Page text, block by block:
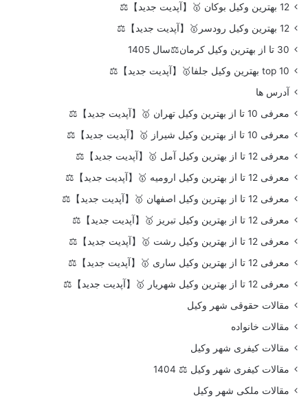
12 بهترین وکیل بوکان 🥇【آپدیت جدید】⚖️
12 بهترین وکیل رودسر🥇【آپدیت جدید】⚖️
30 تا از بهترین وکیل کرمان⚖️سال 1405
top 10 بهترین وکیل جلفا🥇【آپدیت جدید】⚖️
آدرس ها
معرفی 10 تا از بهترین وکیل تهران 🥇【آپدیت جدید】⚖️
معرفی 10 تا از بهترین وکیل شیراز 🥇【آپدیت جدید】⚖️
معرفی 12 تا از بهترین وکیل آمل 🥇【آپدیت جدید】⚖️
معرفی 12 تا از بهترین وکیل ارومیه 🥇【آپدیت جدید】⚖️
معرفی 12 تا از بهترین وکیل اصفهان 🥇【آپدیت جدید】⚖️
معرفی 12 تا از بهترین وکیل تبریز 🥇【آپدیت جدید】⚖️
معرفی 12 تا از بهترین وکیل رشت 🥇【آپدیت جدید】⚖️
معرفی 12 تا از بهترین وکیل ساری 🥇【آپدیت جدید】⚖️
معرفی 12 تا از بهترین وکیل شهریار 🥇【آپدیت جدید】⚖️
مقالات حقوقی شهر وکیل
مقالات خانواده
مقالات کیفری شهر وکیل
مقالات کیفری شهر وکیل ⚖️ 1404
مقالات ملکی شهر وکیل